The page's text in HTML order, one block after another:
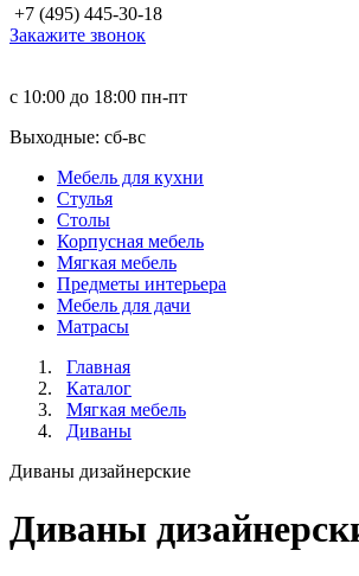
+7 (495) 445-30-18
Закажите звонок
с 10:00 до 18:00 пн-пт
Выходные: сб-вc
Мебель для кухни
Стулья
Столы
Корпусная мебель
Мягкая мебель
Предметы интерьера
Мебель для дачи
Матраcы
Главная
Каталог
Мягкая мебель
Диваны
Диваны дизайнерские
Диваны